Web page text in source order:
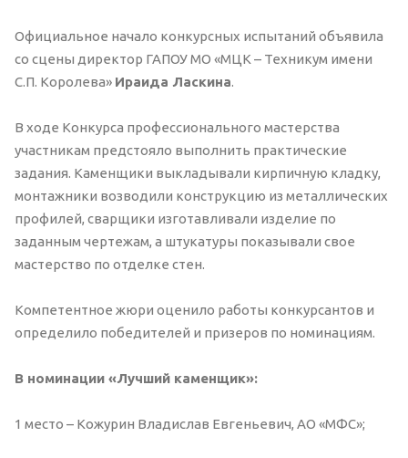
Официальное начало конкурсных испытаний объявила
со сцены директор ГАПОУ МО «МЦК – Техникум имени
С.П. Королева» Ираида Ласкина.
В ходе Конкурса профессионального мастерства
участникам предстояло выполнить практические
задания. Каменщики выкладывали кирпичную кладку,
монтажники возводили конструкцию из металлических
профилей, сварщики изготавливали изделие по
заданным чертежам, а штукатуры показывали свое
мастерство по отделке стен.
Компетентное жюри оценило работы конкурсантов и
определило победителей и призеров по номинациям.
В номинации «Лучший каменщик»:
1 место – Кожурин Владислав Евгеньевич, АО «МФС»;